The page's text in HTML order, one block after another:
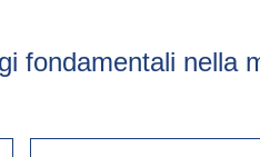
fondamentali nella